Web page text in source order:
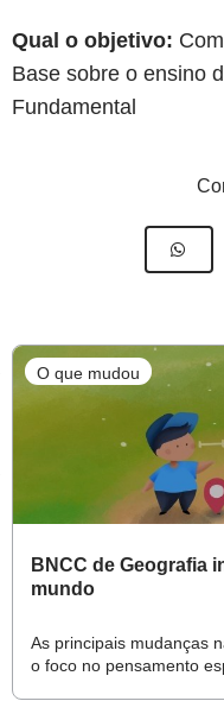
Qual o objetivo:
Base sobre o ensino
Fundamental
O que mudou
BNCC de Geografia
mundo
As principais mudanças
o foco no pensamento espacial e no raciocínio geográfico